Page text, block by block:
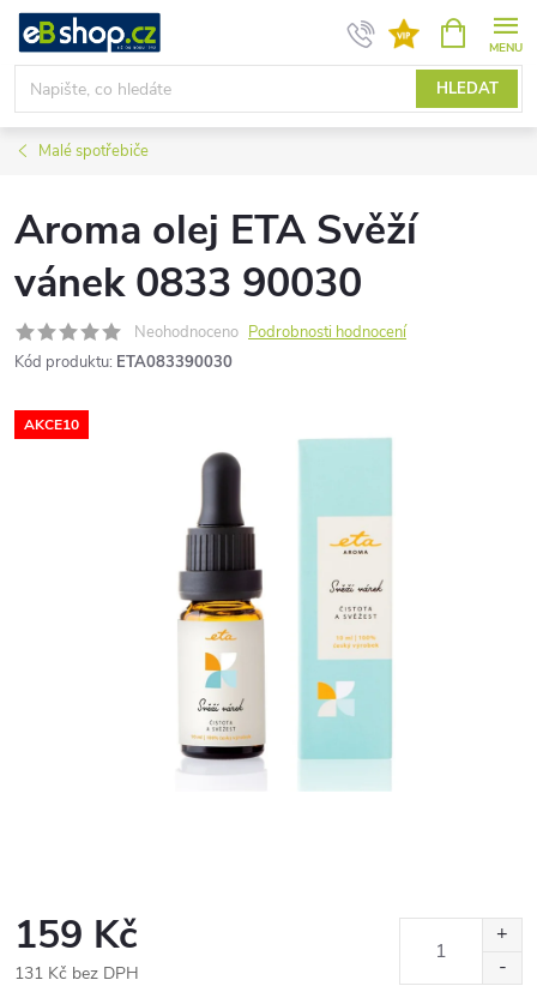
Přejít
obsah
HLEDAT
NÁKUPNÍ
KOŠÍK
Malé spotřebiče
Aroma olej ETA Svěží
vánek 0833 90030
Neohodnoceno Podrobnosti hodnocení
Kód produktu: ETA083390030
AKCE10
159 Kč
131 Kč bez DPH